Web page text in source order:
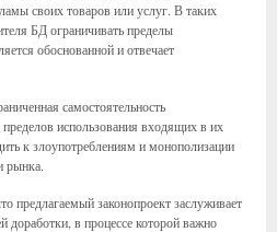
своих товаров или услуг. В таких
БД ограничивать пределы
обоснованной и отвечает
самостоятельность
использования входящих в их
к злоупотреблениям и монополизации
рынка.
предлагаемый законопроект заслуживает
доработки, в процессе которой важно